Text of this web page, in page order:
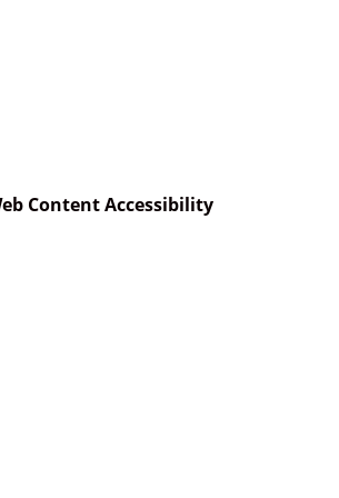
Content Accessibility